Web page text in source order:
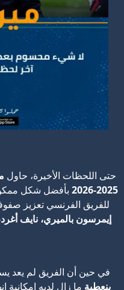
حتى اللحظات الأخيرة، حاول
2025-2026
بأفضل شكل ممكن.
للفريق الفرنسي تعزيز
إيمرسون بالميري، نايف
في حين أن الفريق لم يعد
بنعطية ما زال لديه إمكانية